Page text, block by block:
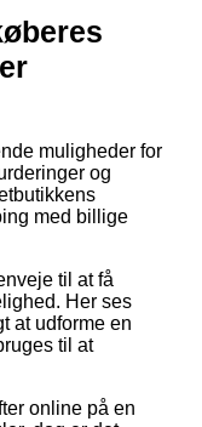
muligheder for
og
med billige
til at få
Her ses
at udforme en
til at
online på en